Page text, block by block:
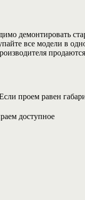
демонтировать
все модели в
проем равен